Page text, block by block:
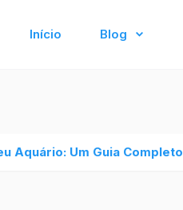
Início Blog
Aquário: Um Guia Completo